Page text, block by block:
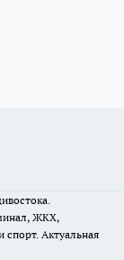
ЖКХ,
спорт. Актуальная